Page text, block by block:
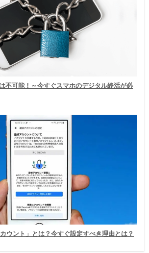
不可能！～今すぐスマホのデジタル終活が必
ウント」とは？今すぐ設定すべき理由とは？